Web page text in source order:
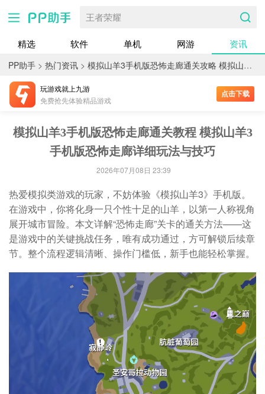
王者荣耀
精选 软件 单机 网游 资讯
PP助手 > 热门资讯 > 模拟山羊3手机版恐怖走廊通关攻略 模拟山羊3手机版恐怖走廊详细玩法与技巧
玩游戏就上九游
免费抢先体验精品游戏
点击下载
模拟山羊3手机版恐怖走廊通关教程 模拟山羊3
手机版恐怖走廊详细玩法与技巧
2026年07月08日 23:39
热爱模拟类游戏的玩家，不妨体验《模拟山羊3》手机版。
在游戏中，你将化身一只个性十足的山羊，以第一人称视角
展开城市冒险。本文详解“恐怖走廊”关卡的通关方法——这
是游戏中的关键挑战任务，唯有成功通过，方可解锁后续章
节。整个流程逻辑清晰、操作门槛低，新手也能轻松掌握。